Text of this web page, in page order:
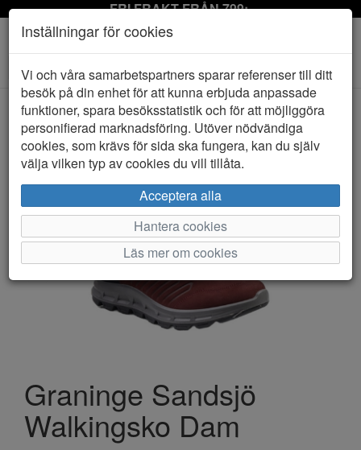
FRI FRAKT FRÅN 799:-
Toggle
navigation
HEM GRANINGE
Graninge Sandsjö
Walkingsko Dam
Inställningar för cookies
Vi och våra samarbetspartners sparar referenser till ditt
besök på din enhet för att kunna erbjuda anpassade
funktioner, spara besöksstatistik och för att möjliggöra
personifierad marknadsföring. Utöver nödvändiga
cookies, som krävs för sida ska fungera, kan du själv
välja vilken typ av cookies du vill tillåta.
Acceptera alla
Hantera cookies
Läs mer om cookies